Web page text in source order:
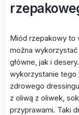
Miód rzepakowy to
można
główne, jak i
wykorzystanie tego
zdrowego
z oliwą z oliwek,
przyprawami. Taki